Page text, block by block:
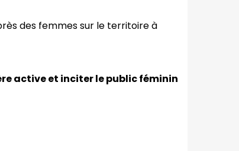
des femmes sur le territoire à
active et inciter le public féminin